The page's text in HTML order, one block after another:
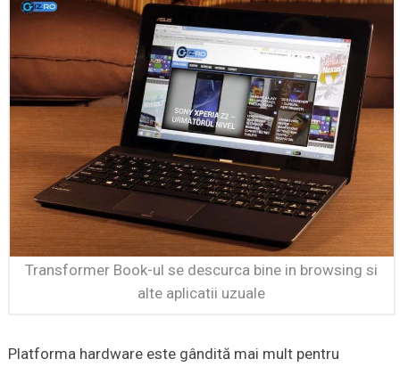
Transformer Book-ul se descurca bine in browsing si
alte aplicatii uzuale
Platforma hardware este gândită mai mult pentru